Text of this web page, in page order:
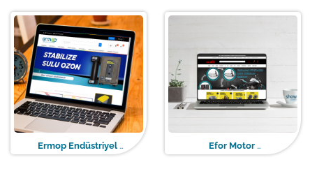
Ermop Endüstriyel
(E-Ticaret Web Tasarım)
Efor Motor
(E-Ticaret Web Tasarım)